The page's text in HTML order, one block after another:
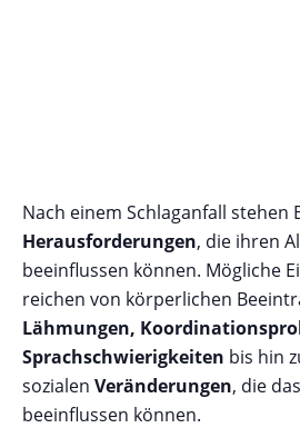
Nach einem Schlaganfall
Herausforderungen, die ihren
beeinflussen können. Mögliche
reichen von körperlichen
Lähmungen,
Sprachschwierigkeiten bis hin
sozialen Veränderungen, die
beeinflussen können.